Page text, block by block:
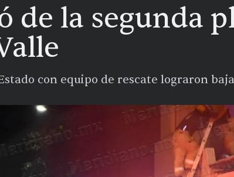
de la segunda
con equipo de rescate lograron